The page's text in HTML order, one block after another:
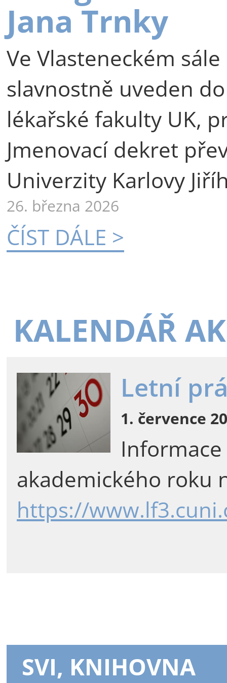
Jana Trnky
Ve Vlasteneckém
slavnostně uveden
lékařské fakulty UK,
Jmenovací dekret
Univerzity Karlovy
26. března 2026
ČÍST DÁLE >
KALENDÁŘ
Letní
1. července
akademického roku
https://
SVI, KNIHOVNA